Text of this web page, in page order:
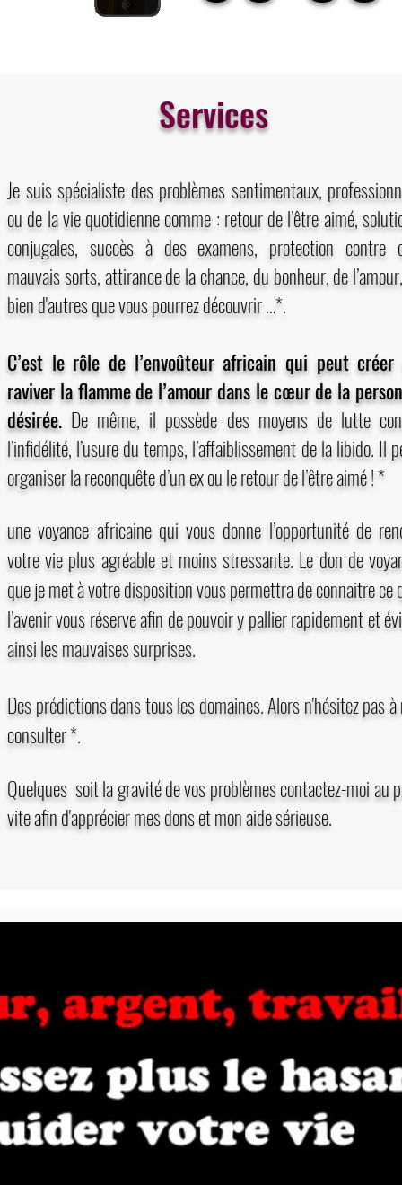
Services
Je suis spécialiste des problèmes sentimentaux,
ou de la vie quotidienne comme : retour de l’être aimé,
conjugales, succès à des examens, protection contre
mauvais sorts, attirance de la chance, du bonheur, de
bien d'autres que vous pourrez découvrir …*.
C’est le rôle de l’envoûteur africain qui peut créer
raviver la flamme de l’amour dans le cœur de la
désirée. De même, il possède des moyens de lutte
l’infidélité, l’usure du temps, l’affaiblissement de la libido. Il
organiser la reconquête d’un ex ou le retour de l’être aimé ! *
une voyance africaine qui vous donne l’opportunité de
votre vie plus agréable et moins stressante. Le don de
que je met à votre disposition vous permettra de connaitre ce
l’avenir vous réserve afin de pouvoir y pallier rapidement et
ainsi les mauvaises surprises.
Des prédictions dans tous les domaines. Alors n'hésitez pas à
consulter *.
Quelques soit la gravité de vos problèmes contactez-moi au
vite afin d'apprécier mes dons et mon aide sérieuse.